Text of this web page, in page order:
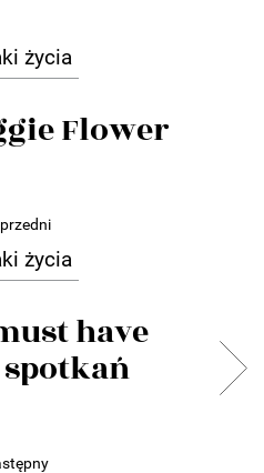
życia
Flower
życia
have